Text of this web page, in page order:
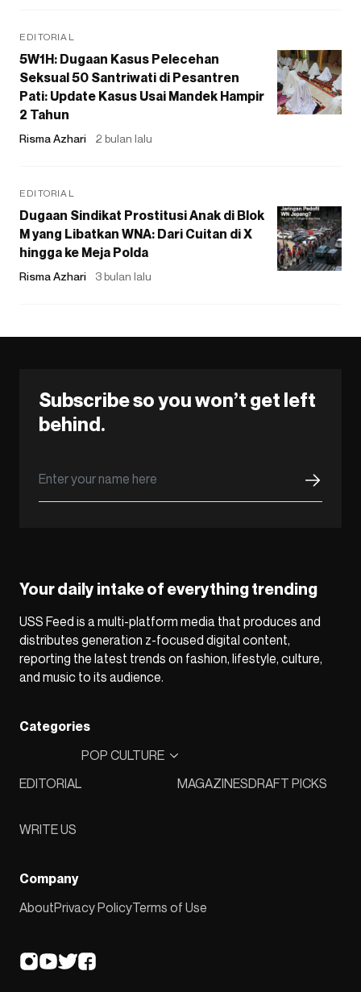
EDITORIAL
5W1H: Dugaan Kasus Pelecehan
Seksual 50 Santriwati di Pesantren
Pati: Update Kasus Usai Mandek Hampir
2 Tahun
Risma Azhari 2 bulan lalu
EDITORIAL
Dugaan Sindikat Prostitusi Anak di Blok
M yang Libatkan WNA: Dari Cuitan di X
hingga ke Meja Polda
Risma Azhari 3 bulan lalu
Subscribe so you won’t get left
behind.
Your daily intake of everything trending
USS Feed is a multi-platform media that produces and
distributes generation z-focused digital content,
reporting the latest trends on fashion, lifestyle, culture,
and music to its audience.
Categories
EDITORIAL
POP CULTURE
MAGAZINESDRAFT PICKS
WRITE US
Company
AboutPrivacy PolicyTerms of Use